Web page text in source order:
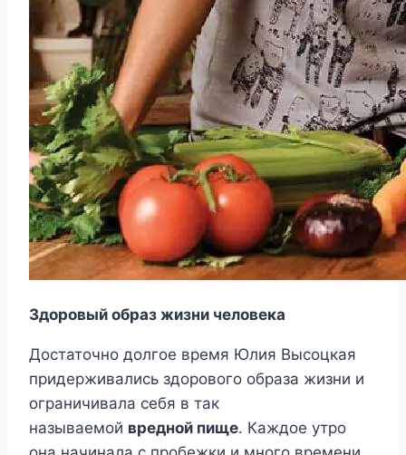
Здоровый образ жизни человека
Достаточно долгое время Юлия Высоцкая
придерживались здорового образа жизни и
ограничивала себя в так
называемой вредной пище. Каждое утро